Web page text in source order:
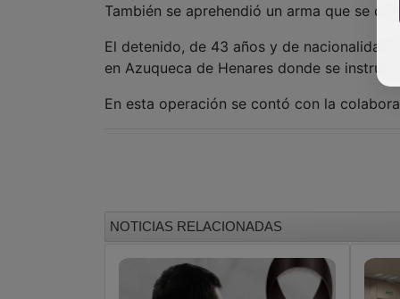
También se aprehendió un arma que se
El detenido, de 43 años y de nacionalidad
en Azuqueca de Henares donde se
En esta operación se contó con la
NOTICIAS RELACIONADAS